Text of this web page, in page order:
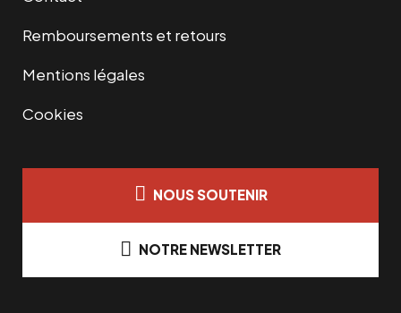
Remboursements et retours
Mentions légales
Cookies
NOUS SOUTENIR
NOTRE NEWSLETTER